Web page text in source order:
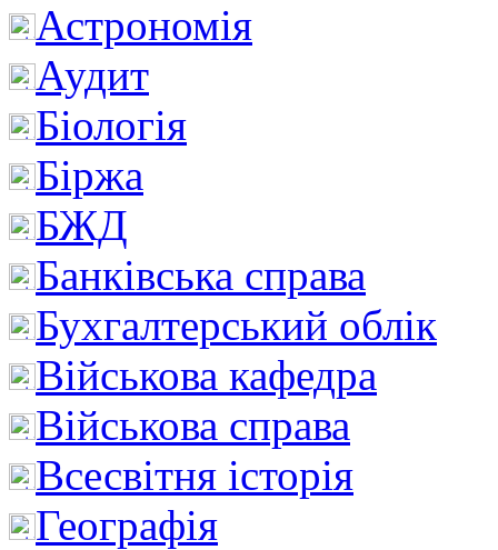
Астрономія
Аудит
Біологія
Біржа
БЖД
Банківська справа
Бухгалтерський облік
Військова кафедра
Військова справа
Всесвітня історія
Географія